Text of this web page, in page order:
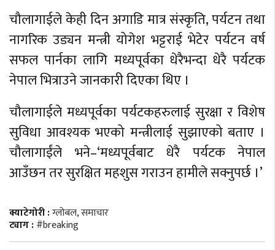
चौलागाईले केही दिन अगाडि मात्र संस्कृति, पर्यटन तथा
नागरिक उड्यन मन्त्री योगेश भट्टराई भेटेर पर्यटन वर्ष
सफल पार्नका लागि मध्यपूर्वका धेरैभन्दा धेरै पर्यटक
नेपाल भित्राउने जानकारी दिएका थिए ।
चौलागाईले मध्यपूर्वका पर्यटकहरुलाई सुरक्षा र विशेष
सुविधा आवश्यक भएको मन्त्रीलाई सुझाएको बताए ।
चौलागाईंले भने–‘मध्यपूर्वबाट धेरै पर्यटक नेपाल
आउँछन तर सुरक्षित महशुस गराउन हामीले सक्नुपर्छ ।’
क्याटेगोरी :ग्लोबल,समाचार
ट्याग :#breaking